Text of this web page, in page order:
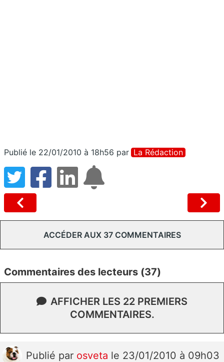
Publié le 22/01/2010 à 18h56 par La Rédaction
ACCÉDER AUX 37 COMMENTAIRES
Commentaires des lecteurs (37)
AFFICHER LES 22 PREMIERS
COMMENTAIRES.
Publié par osveta le 23/01/2010 à 09h03